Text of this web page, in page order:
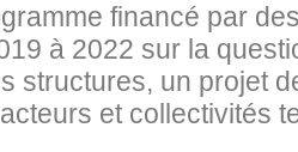
financé par
à 2022 sur la
structures, un projet
et collectivités